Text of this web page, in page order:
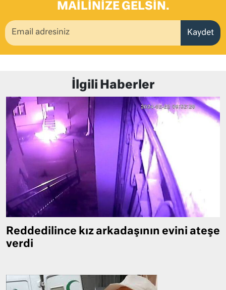
MAILINIZE GELSIN.
Kaydet
İlgili Haberler
Reddedilince kız arkadaşının evini ateşe
verdi